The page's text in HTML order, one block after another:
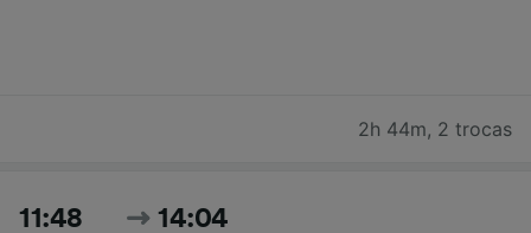
2h 44m, 2 trocas
11:48 14:04